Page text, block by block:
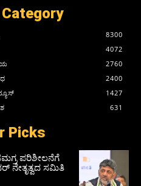
8300
4072
2760
2400
1427
631
Picks
ಪರಿಶೀಲನೆಗೆ
ನೇತೃತ್ವದ ಸಮಿತಿ